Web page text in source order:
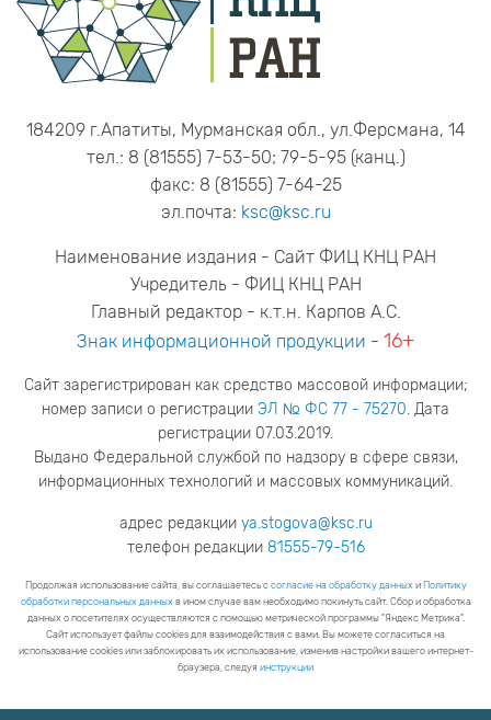
184209 г.Апатиты, Мурманская обл., ул.Ферсмана, 14
тел.: 8 (81555) 7-53-50; 79-5-95 (канц.)
факс: 8 (81555) 7-64-25
эл.почта: ksc@ksc.ru
Наименование издания - Сайт ФИЦ КНЦ РАН
Учредитель - ФИЦ КНЦ РАН
Главный редактор - к.т.н. Карпов А.С.
Знак информационной продукции - 16+
Сайт зарегистрирован как средство массовой информации;
номер записи о регистрации ЭЛ № ФС 77 - 75270. Дата
регистрации 07.03.2019.
Выдано Федеральной службой по надзору в сфере связи,
информационных технологий и массовых коммуникаций.
адрес редакции ya.stogova@ksc.ru
телефон редакции 81555-79-516
Продолжая использование сайта, вы соглашаетесь с согласие на обработку данныхи Политику
обработки персональных данныхв ином случае вам необходимо покинуть сайт. Сбор и обработка
данных о посетителях осуществляются с помощью метрической программы "Яндекс Метрика".
Сайт использует файлы cookies для взаимодействия с вами. Вы можете согласиться на
использование cookies или заблокировать их использование, изменив настройки вашего интернет-
браузера, следуя инструкции